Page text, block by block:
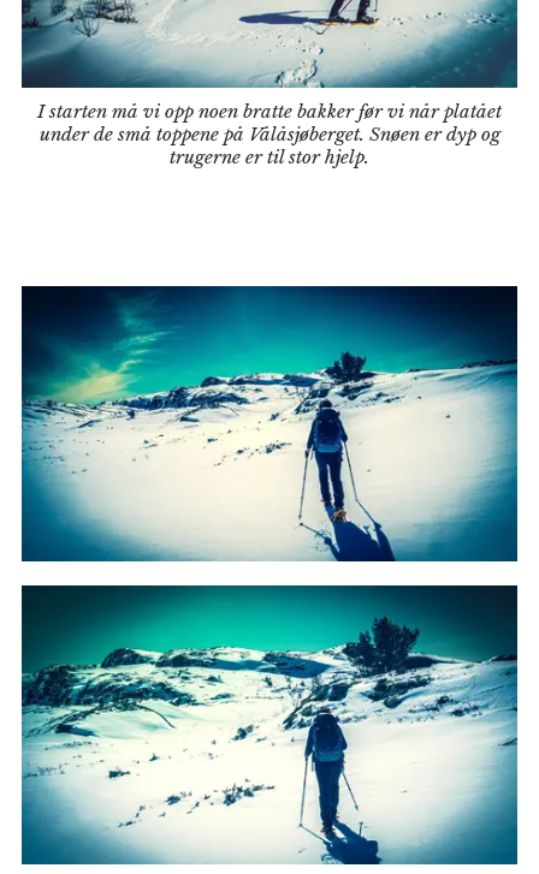
I starten må vi opp noen bratte bakker før vi når platået
under de små toppene på Vålåsjøberget. Snøen er dyp og
trugerne er til stor hjelp.